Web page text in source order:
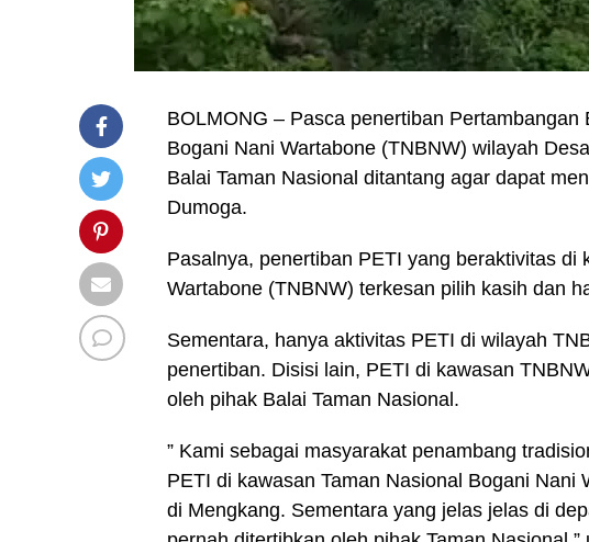
BOLMONG – Pasca penertiban
Bogani Nani Wartabone (TNBNW) wilayah
Balai Taman Nasional ditantang agar dapat
Dumoga.
Pasalnya, penertiban PETI yang beraktivitas di
Wartabone (TNBNW) terkesan pilih kasih dan
Sementara, hanya aktivitas PETI di wilayah
penertiban. Disisi lain, PETI di kawasan
oleh pihak Balai Taman Nasional.
” Kami sebagai masyarakat penambang
PETI di kawasan Taman Nasional Bogani
di Mengkang. Sementara yang jelas jelas di